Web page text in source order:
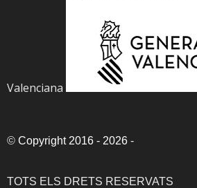
Valenciana
© Copyright 2016 - 2026 -
TOTS ELS DRETS RESERVATS